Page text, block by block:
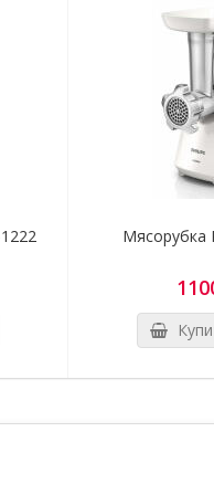
97
Мясорубка